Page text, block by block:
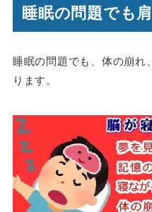
睡眠の問題でも
睡眠の問題でも、体の崩れ
ります。